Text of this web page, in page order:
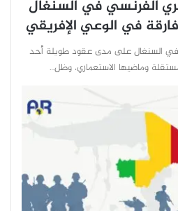
الفرنسي في السنغال
في السنغال على مدى عقود طويلة أحد
وماضيها الاستعماري، وظل…